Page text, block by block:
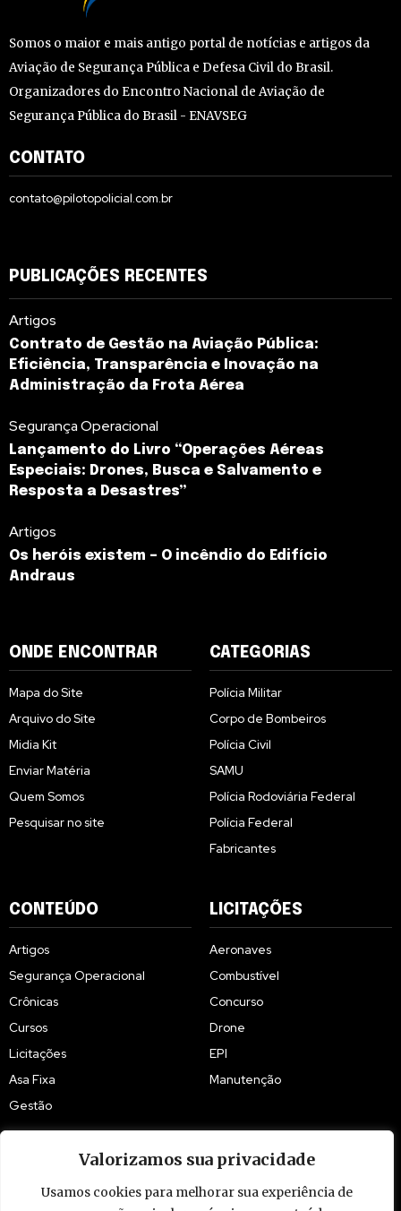
Valorizamos sua privacidade
Usamos cookies para melhorar sua experiência de
Somos o maior e mais antigo portal de notícias e artigos da
Aviação de Segurança Pública e Defesa Civil do Brasil.
Organizadores do Encontro Nacional de Aviação de
Segurança Pública do Brasil - ENAVSEG
CONTATO
contato@pilotopolicial.com.br
PUBLICAÇÕES RECENTES
Artigos
Contrato de Gestão na Aviação Pública:
Eficiência, Transparência e Inovação na
Administração da Frota Aérea
Segurança Operacional
Lançamento do Livro “Operações Aéreas
Especiais: Drones, Busca e Salvamento e
Resposta a Desastres”
Artigos
Os heróis existem – O incêndio do Edifício
Andraus
ONDE ENCONTRAR
Mapa do Site
Arquivo do Site
Midia Kit
Enviar Matéria
Quem Somos
Pesquisar no site
CATEGORIAS
Polícia Militar
Corpo de Bombeiros
Polícia Civil
SAMU
Polícia Rodoviária Federal
Polícia Federal
Fabricantes
CONTEÚDO
Artigos
Segurança Operacional
Crônicas
Cursos
Licitações
Asa Fixa
Gestão
LICITAÇÕES
Aeronaves
Combustível
Concurso
Drone
EPI
Manutenção